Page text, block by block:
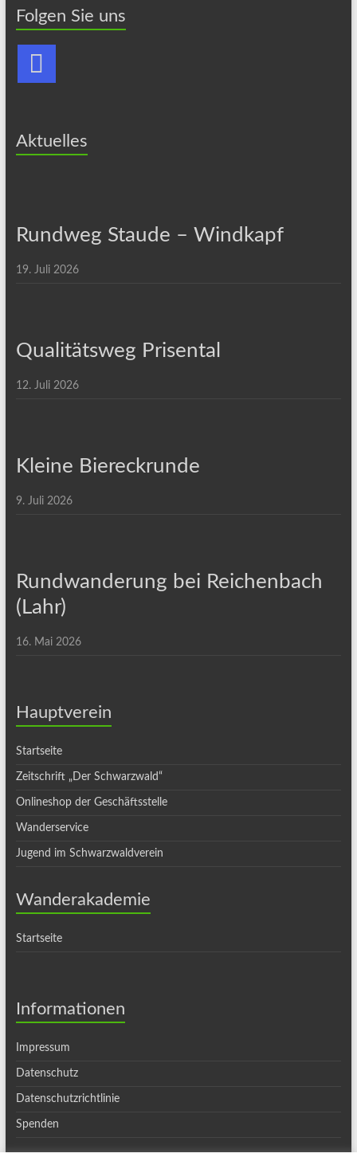
Folgen Sie uns
Aktuelles
Rundweg Staude – Windkapf
19. Juli 2026
Qualitätsweg Prisental
12. Juli 2026
Kleine Biereckrunde
9. Juli 2026
Rundwanderung bei Reichenbach
(Lahr)
16. Mai 2026
Hauptverein
Startseite
Zeitschrift „Der Schwarzwald“
Onlineshop der Geschäftsstelle
Wanderservice
Jugend im Schwarzwaldverein
Wanderakademie
Startseite
Informationen
Impressum
Datenschutz
Datenschutzrichtlinie
Spenden